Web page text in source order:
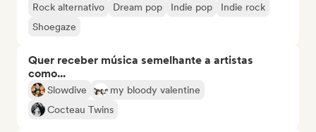
Rock alternativo Dream pop Indie pop
Indie rock
Shoegaze
Quer receber música semelhante a artistas
como...
Slowdive
my bloody valentine
Cocteau Twins